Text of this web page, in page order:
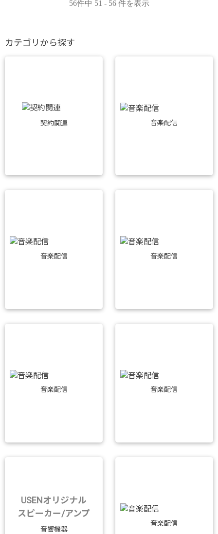
56件中 51 - 56 件を表示
カテゴリから探す
契約関連 音楽配信
音楽配信 音楽配信
音楽配信 音楽配信
USENオリジナル
スピーカー/アンプ
音響機器
音楽配信